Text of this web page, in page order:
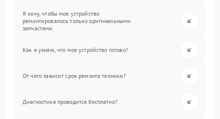
Я хочу, чтобы мое устройство
ремонтировалось только оригинальными
запчастями.
Как я узнаю, что мое устройство готово?
От чего зависит срок ремонта техники?
Диагностика проводится бесплатно?